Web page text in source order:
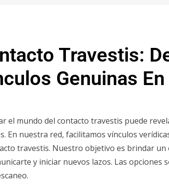
Travestis:
Genuinas
el mundo del contacto travestis puede
En nuestra red, facilitamos vínculos
travestis. Nuestro objetivo es brindar
y iniciar nuevos lazos. Las opciones